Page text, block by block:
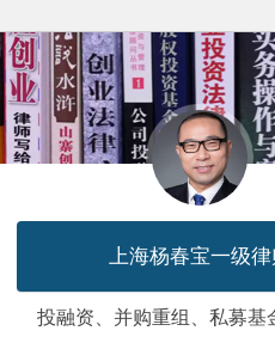
上海杨春宝一级律
投融资、并购重组、私募基